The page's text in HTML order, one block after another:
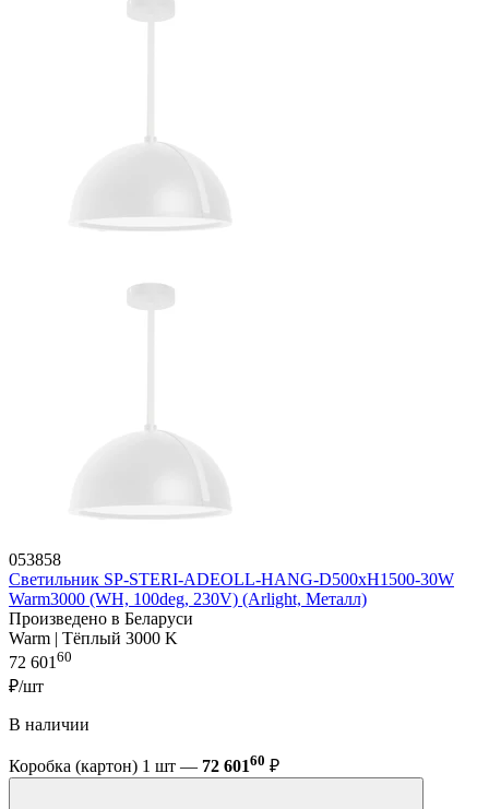
053858
Светильник SP-STERI-ADEOLL-HANG-D500xH1500-30W
Warm3000 (WH, 100deg, 230V) (Arlight, Металл)
Произведено в Беларуси
Warm | Тёплый 3000 K
72 60160
₽/шт
В наличии
Коробка (картон) 1 шт — 72 60160 ₽